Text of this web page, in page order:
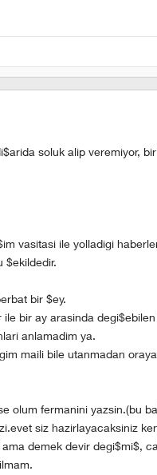
soluk alip veremiyor,
vasitasi ile yolladigi
$ekildedir.
bir $ey.
bir ay arasinda
anlamadim ya.
maili bile utanmadan
olum fermanini yazsin.(bu
siz hazirlayacaksiniz
demek devir degi$mi$,